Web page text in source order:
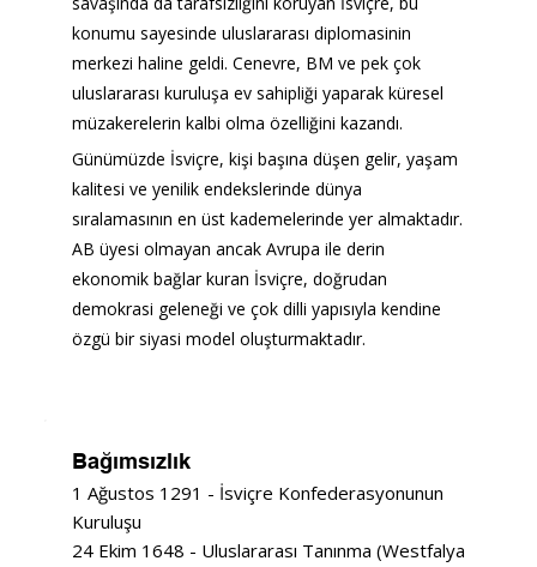
konumu sayesinde uluslararası diplomasinin
merkezi haline geldi. Cenevre, BM ve pek çok
uluslararası kuruluşa ev sahipliği yaparak küresel
müzakerelerin kalbi olma özelliğini kazandı.
Günümüzde İsviçre, kişi başına düşen gelir, yaşam
kalitesi ve yenilik endekslerinde dünya
sıralamasının en üst kademelerinde yer almaktadır.
AB üyesi olmayan ancak Avrupa ile derin
ekonomik bağlar kuran İsviçre, doğrudan
demokrasi geleneği ve çok dilli yapısıyla kendine
özgü bir siyasi model oluşturmaktadır.
Bağımsızlık
1 Ağustos 1291 - İsviçre Konfederasyonunun
Kuruluşu
24 Ekim 1648 - Uluslararası Tanınma (Westfalya